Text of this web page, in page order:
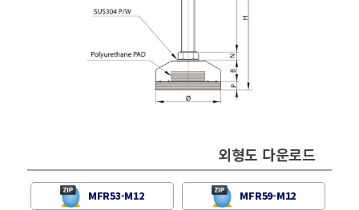
외형도 다운로드
MFR53-M12 MFR59-M12